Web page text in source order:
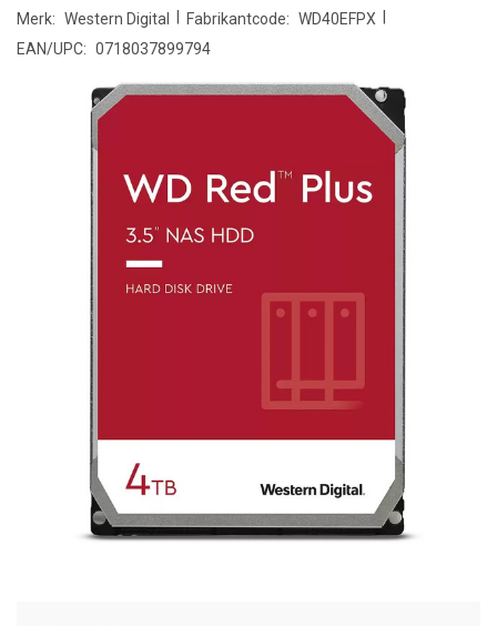
Merk: Western Digital Fabrikantcode: WD40EFPX
EAN/UPC: 0718037899794